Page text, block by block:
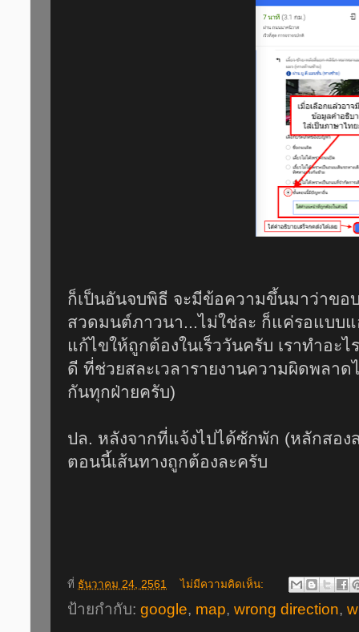
ก็เป็นอันจบพิธี จะมีข้อความขึ้นมาว่าข
สวดมนต์ภาวนา...ไม่ใช่ละ ก็แค่รอแบบ
แก้ไขให้ถูกต้องในเร็ววันครับ เราทำอะ
ดี ที่ช่วยสละเวลารายงานความผิดพลาด
กันทุกฝ่ายครับ)
ปล.​ หลังจากที่แจ้งไปได้ซักพัก (หลักสอง
ตอนนี้เส้นทางถูกต้องละครับ
ที่ ธันวาคม 24, 2561 ไม่มีความคิดเห็น:
ป้ายกำกับ: google, map, wrong direction,